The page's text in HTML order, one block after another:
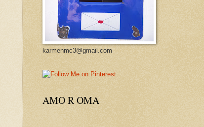
karmenmc3@gmail.com
AMO R OMA